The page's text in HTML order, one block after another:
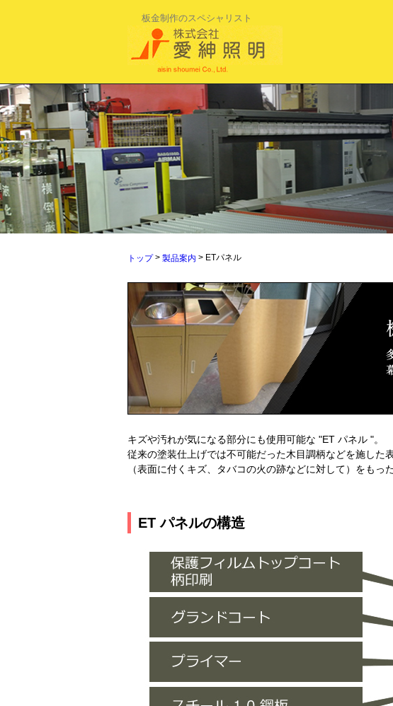
板金制作のスペシャリスト
トップ> 製品案内 > ETパネル
キズや汚れが気になる部分にも使用可能な "ET パネル "。
従来の塗装仕上げでは不可能だった木目調柄などを施した
（表面に付くキズ、タバコの火の跡などに対して）をもっ
ET パネルの構造